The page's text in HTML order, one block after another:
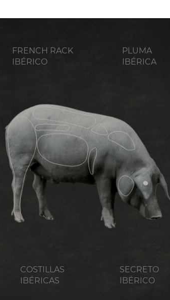
FRENCH RACK
IBÉRICO
PLUMA
IBÉRICA
COSTILLAS
IBÉRICAS
SECRETO
IBÉRICO